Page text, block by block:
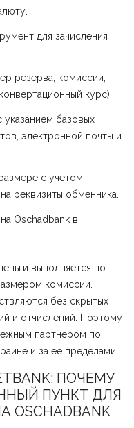
для зачисления
резерва, комиссии,
курс).
указанием базовых
электронной почты и
с учетом
реквизиты обменника.
Оschadbank в
выполняется по
комиссии.
без скрытых
и отчислений. Поэтому
партнером по
и за ее пределами.
ПОЧЕМУ
ПУНКТ ДЛЯ